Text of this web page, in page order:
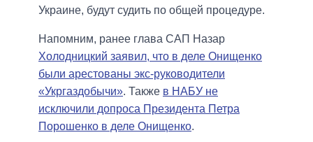
Украине, будут судить по общей процедуре.
Напомним, ранее глава САП Назар
Холодницкий заявил, что в деле Онищенко
были арестованы экс-руководители
«Укргаздобычи». Также в НАБУ не
исключили допроса Президента Петра
Порошенко в деле Онищенко.